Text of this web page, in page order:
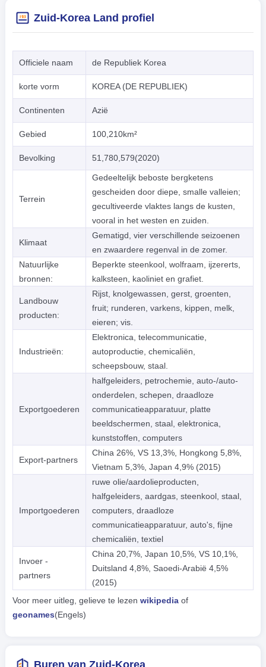
Zuid-Korea Land profiel
Officiele naam de Republiek Korea
korte vorm KOREA (DE REPUBLIEK)
Continenten Azië
Gebied 100,210km²
Bevolking 51,780,579(2020)
Terrein
Gedeeltelijk beboste bergketens
gescheiden door diepe, smalle valleien;
gecultiveerde vlaktes langs de kusten,
vooral in het westen en zuiden.
Klimaat
Gematigd, vier verschillende seizoenen
en zwaardere regenval in de zomer.
Natuurlijke
bronnen:
Beperkte steenkool, wolfraam, ijzererts,
kalksteen, kaoliniet en grafiet.
Landbouw
producten:
Rijst, knolgewassen, gerst, groenten,
fruit; runderen, varkens, kippen, melk,
eieren; vis.
Industrieën:
Elektronica, telecommunicatie,
autoproductie, chemicaliën,
scheepsbouw, staal.
Exportgoederen
halfgeleiders, petrochemie, auto-/auto-
onderdelen, schepen, draadloze
communicatieapparatuur, platte
beeldschermen, staal, elektronica,
kunststoffen, computers
Export-partners
China 26%, VS 13,3%, Hongkong 5,8%,
Vietnam 5,3%, Japan 4,9% (2015)
Importgoederen
ruwe olie/aardolieproducten,
halfgeleiders, aardgas, steenkool, staal,
computers, draadloze
communicatieapparatuur, auto's, fijne
chemicaliën, textiel
Invoer -
partners
China 20,7%, Japan 10,5%, VS 10,1%,
Duitsland 4,8%, Saoedi-Arabië 4,5%
(2015)
Voor meer uitleg, gelieve te lezen wikipediaof
geonames(Engels)
Buren van Zuid-Korea